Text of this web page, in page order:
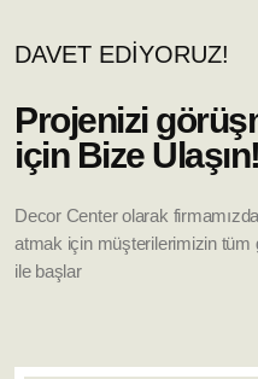
DAVET EDİYORUZ!
Projenizi
için Bize Ulaşın!
Decor Center olarak
atmak için müşterilerimizin tüm
ile başlar